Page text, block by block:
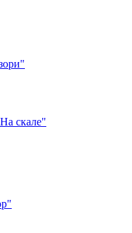
скале"